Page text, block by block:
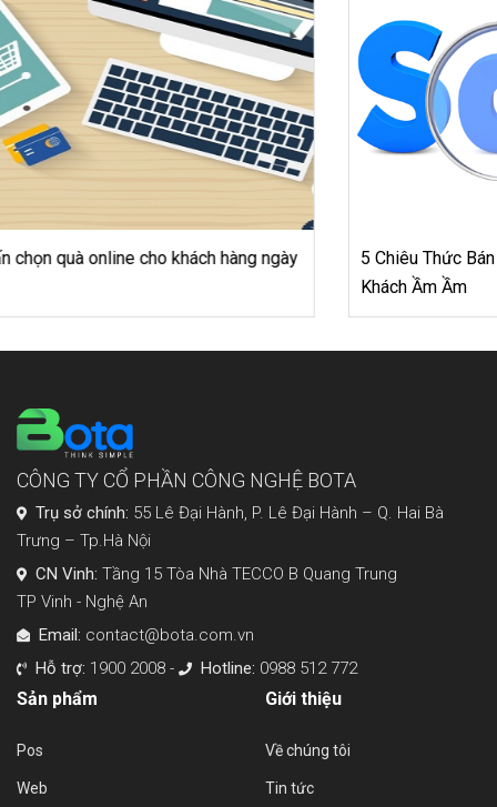
5 Chiêu Thức Bán Hàng Cần Học Tập Nếu Muốn Hút
CÔNG TY CỔ PHẦN CÔNG NGHỆ BOTA
Trụ sở chính: 55 Lê Đại Hành, P. Lê Đại Hành – Q. Hai Bà
Trưng – Tp.Hà Nội
CN Vinh: Tầng 15 Tòa Nhà TECCO B Quang Trung
TP Vinh - Nghệ An
Email: contact@bota.com.vn
Hỗ trợ: 1900 2008 - Hotline: 0988 512 772
Sản phẩm
Pos
Web
Giới thiệu
Về chúng tôi
Tin tức